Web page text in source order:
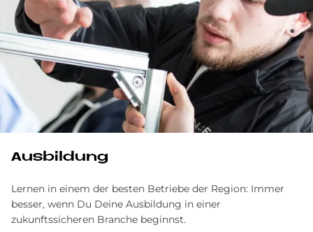
Ausbildung
Lernen in einem der besten Betriebe der Region: Immer
besser, wenn Du Deine Ausbildung in einer
zukunftssicheren Branche beginnst.